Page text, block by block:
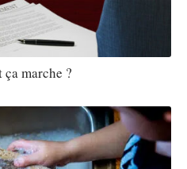
marche ?